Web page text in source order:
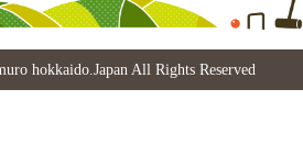
hokkaido.Japan All Rights Reserved